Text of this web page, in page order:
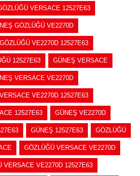
VERSACE 12527E63
GÖZLÜĞÜ VE2270D
VE2270D 12527E63
12527E63 GÜNEŞ VERSACE
VERSACE VE2270D
VE2270D 12527E63
12527E63 GÜNEŞ VE2270D
GÜNEŞ 12527E63 GÖZLÜĞÜ
GÖZLÜĞÜ VERSACE VE2270D
VERSACE VE2270D 12527E63